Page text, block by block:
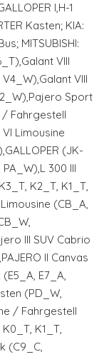
I,H-1
Kasten; KIA:
MITSUBISHI:
VIII
VIII
Sport
/ Fahrgestell
Limousine
(JK-
300 III
K2_T, K1_T,
(CB_A,
III SUV Cabrio
II Canvas
E7_A,
(PD_W,
/ Fahrgestell
K1_T,
(C9_C,